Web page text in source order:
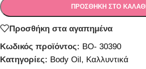
ΠΡΟΣΘΉΚΗ ΣΤΟ ΚΑΛΆΘΙ
Προσθήκη στα αγαπημένα
Κωδικός προϊόντος: BO- 30390
Κατηγορίες: Body Oil, Καλλυντικά